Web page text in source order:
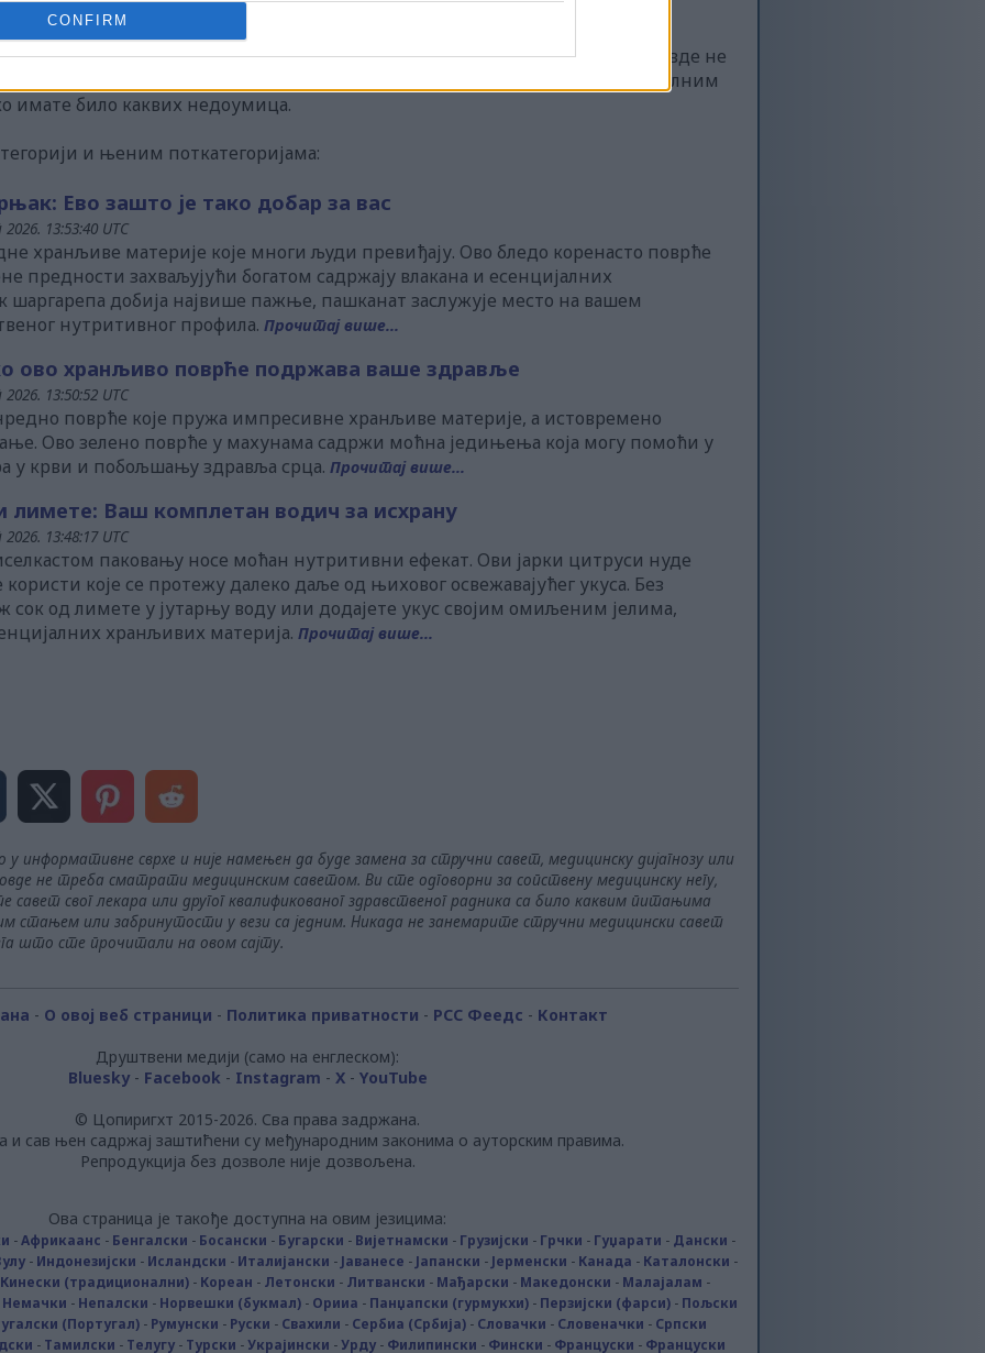
CONFIRM
очувања здравља, само у информативне сврхе. Ниједна од информација овде не
саветом. Увек се консултујте са својим лекаром или другим професионалним
имате било каквих недоумица.
и њеним поткатегоријама:
Ево зашто је тако добар за вас
13:53:40 UTC
хранљиве материје које многи људи превиђају. Ово бледо коренасто поврће
предности захваљујући богатом садржају влакана и есенцијалних
шаргарепа добија највише пажње, пашканат заслужује место на вашем
нутритивног профила.Прочитај више...
ово хранљиво поврће подржава ваше здравље
13:50:52 UTC
поврће које пружа импресивне хранљиве материје, а истовремено
Ово зелено поврће у махунама садржи моћна једињења која могу помоћи у
у крви и побољшању здравља срца.Прочитај више...
лимете: Ваш комплетан водич за исхрану
13:48:17 UTC
паковању носе моћан нутритивни ефекат. Ови јарки цитруси нуде
које се протежу далеко даље од њиховог освежавајућег укуса. Без
сок од лимете у јутарњу воду или додајете укус својим омиљеним јелима,
хранљивих материја.Прочитај више...
у информативне сврхе и није намењен да буде замена за стручни савет, медицинску дијагнозу или
не треба сматрати медицинским саветом. Ви сте одговорни за сопствену медицинску негу,
свог лекара или другог квалификованог здравственог радника са било каквим питањима
стањем или забринутости у вези са једним. Никада не занемарите стручни медицински савет
што сте прочитали на овом сајту.
- О овој веб страници - Политика приватности - РСС Феедс - Контакт
Друштвени медији (само на енглеском):
Bluesky- Facebook - Instagram - X- YouTube
© Цопиригхт 2015-2026. Сва права задржана.
и сав њен садржај заштићени су међународним законима о ауторским правима.
Репродукција без дозволе није дозвољена.
Ова страница је такође доступна на овим језицима:
-Африкаанс - Бенгалски - Босански - Бугарски - Вијетнамски - Грузијски - Грчки - Гуџарати - Дански -
- Индонезијски - Исландски - Италијански -Јаванесе -Јапански -Јерменски - Канада - Каталонски -
Кинески (традиционални)- Кореан - Летонски - Литвански - Мађарски - Македонски - Малајалам -
Немачки - Непалски - Норвешки (букмал)- Орииа - Панџапски (гурмукхи)- Перзијски (фарси)- Пољски
(Португал)- Румунски - Руски - Свахили - Сербиа (Србија)- Словачки - Словеначки - Српски
- Тамилски - Телугу - Турски -Украјински -Урду - Филипински - Фински - Француски - Француски